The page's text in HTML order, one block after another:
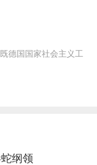
德国国家社会主义工
纲领